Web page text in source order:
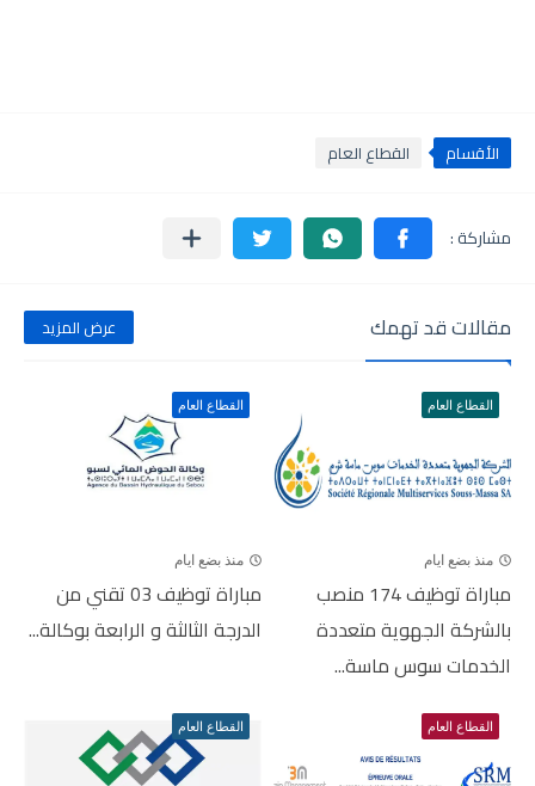
الأقسام القطاع العام
مقالات قد تهمك عرض المزيد
القطاع العام
منذ بضع ايام
مباراة توظيف 174 منصب
بالشركة الجهوية متعددة
الخدمات سوس ماسة...
القطاع العام
منذ بضع ايام
مباراة توظيف 03 تقني من
الدرجة الثالثة و الرابعة بوكالة...
القطاع العام القطاع العام